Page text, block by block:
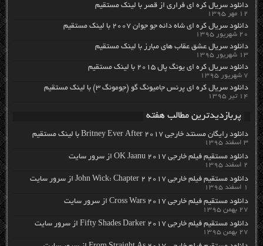
دانلود سریال کره ای فراری از قصر با لینک مستقیم
۱۲ مهر ۱۳۹۵
دانلود سریال کره ای شاه دائه جو جوان ۲۰۰۷ با لینک مستقیم
۲۰ شهریور ۱۳۹۵
دانلود سریال عشق عقاب های مبارز با لینک مستقیم
۱۳ شهریور ۱۳۹۵
دانلود سریال کره ای یونگ پال ۲۰۱۵ با لینک مستقیم
۷ شهریور ۱۳۹۵
دانلود سریال کره ای پرنس جامیونگ گو (جومونگ ۳) با لینک مستقیم
۱۴ تیر ۱۳۹۵
پربازدیدترین مطالب هفته
دانلود رایگان مسنتد خارجی Britney Ever After 2017 با لینک مستقیم
۳ اسفند ۱۳۹۵
دانلود مستقیم فیلم خارجی OK Jaanu 2017 از سرور سایت
۲ اسفند ۱۳۹۵
دانلود مستقیم فیلم خارجی John Wick: Chapter 2 2017 از سرور سایت
۱ اسفند ۱۳۹۵
دانلود مستقیم فیلم خارجی Cross Wars 2017 از سرور سایت
۲۷ بهمن ۱۳۹۵
دانلود مستقیم فیلم خارجی Fifty Shades Darker 2017 از سرور سایت
۲۷ بهمن ۱۳۹۵